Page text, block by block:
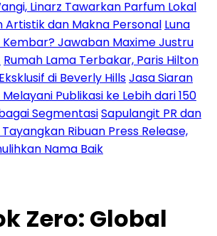
Linarz Tawarkan Parfum Lokal
Artistik dan Makna Personal Luna
Kembar? Jawaban Maxime Justru
Rumah Lama Terbakar, Paris Hilton
di Beverly HillsJasa Siaran
Publikasi ke Lebih dari 150
SegmentasiSapulangit PR dan
Ribuan Press Release,
Nama Baik
Zero: Global